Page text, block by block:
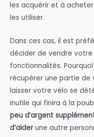
les acquérir et à
les utiliser.
Dans ces cas, il est
décider de vendre votre
fonctionnalités.
récupérer une partie de
laisser votre vélo se
inutile qui finira à la
peu d’argent
d’aider une autre